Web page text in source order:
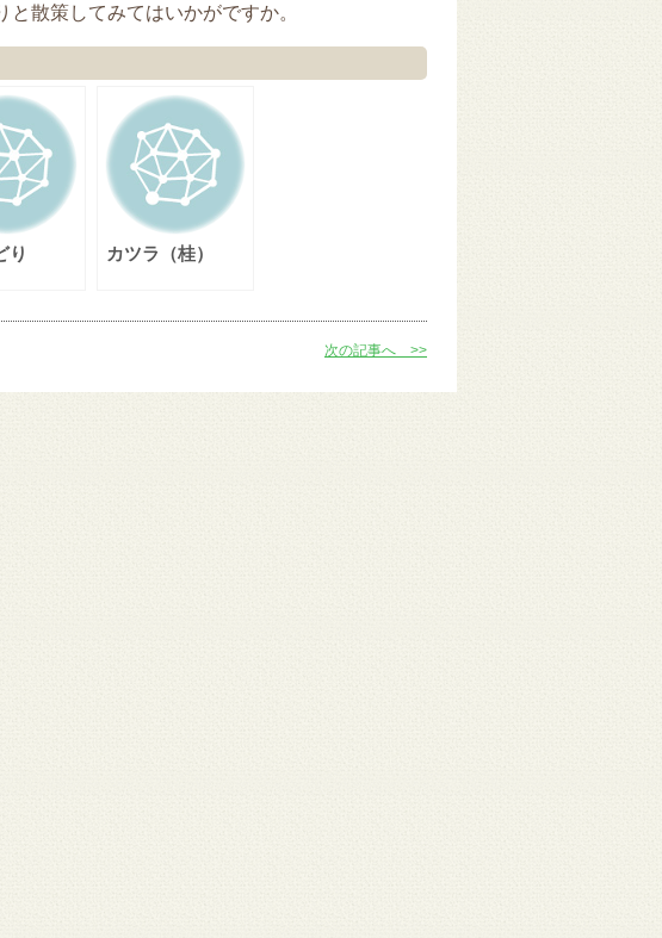
散策してみてはいかがですか。
り カツラ（桂）
次の記事へ >>